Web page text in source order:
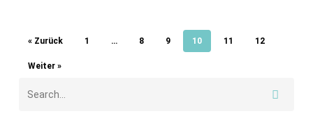
« Zurück 1 … 8 9 10 11 12
Weiter »